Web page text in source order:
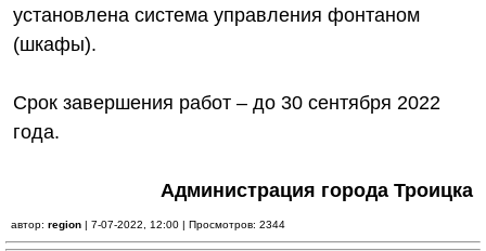
установлена система управления фонтаном
(шкафы).
Срок завершения работ – до 30 сентября 2022
года.
Администрация города Троицка
автор: region | 7-07-2022, 12:00 | Просмотров: 2344